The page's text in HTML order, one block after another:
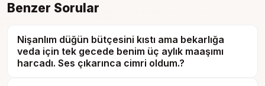
Benzer Sorular
Nişanlım düğün bütçesini kıstı ama bekarlığa
veda için tek gecede benim üç aylık maaşımı
harcadı. Ses çıkarınca cimri oldum.?